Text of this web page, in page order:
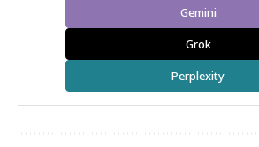
Gemini
Grok
Perplexity